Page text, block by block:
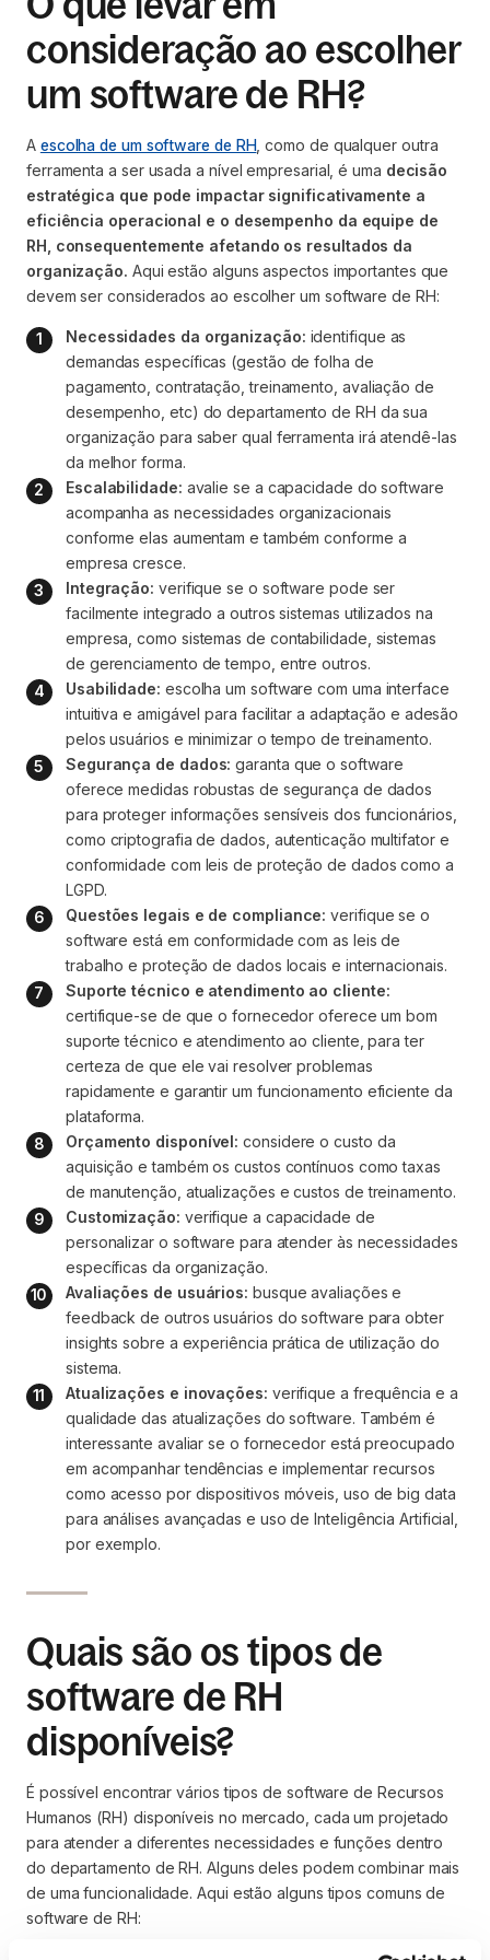
consideração ao escolher
um software de RH?
A escolha de um software de RH, como de qualquer outra
ferramenta a ser usada a nível empresarial, é uma decisão
estratégica que pode impactar significativamente a
eficiência operacional e o desempenho da equipe de
RH, consequentemente afetando os resultados da
organização. Aqui estão alguns aspectos importantes que
devem ser considerados ao escolher um software de RH:
Necessidades da organização: identifique as
demandas específicas (gestão de folha de
pagamento, contratação, treinamento, avaliação de
desempenho, etc) do departamento de RH da sua
organização para saber qual ferramenta irá atendê-las
da melhor forma.
Escalabilidade: avalie se a capacidade do software
acompanha as necessidades organizacionais
conforme elas aumentam e também conforme a
empresa cresce.
Integração: verifique se o software pode ser
facilmente integrado a outros sistemas utilizados na
empresa, como sistemas de contabilidade, sistemas
de gerenciamento de tempo, entre outros.
Usabilidade: escolha um software com uma interface
intuitiva e amigável para facilitar a adaptação e adesão
pelos usuários e minimizar o tempo de treinamento.
Segurança de dados: garanta que o software
oferece medidas robustas de segurança de dados
para proteger informações sensíveis dos funcionários,
como criptografia de dados, autenticação multifator e
conformidade com leis de proteção de dados como a
LGPD.
Questões legais e de compliance: verifique se o
software está em conformidade com as leis de
trabalho e proteção de dados locais e internacionais.
Suporte técnico e atendimento ao cliente:
certifique-se de que o fornecedor oferece um bom
suporte técnico e atendimento ao cliente, para ter
certeza de que ele vai resolver problemas
rapidamente e garantir um funcionamento eficiente da
plataforma.
Orçamento disponível: considere o custo da
aquisição e também os custos contínuos como taxas
de manutenção, atualizações e custos de treinamento.
Customização: verifique a capacidade de
personalizar o software para atender às necessidades
específicas da organização.
Avaliações de usuários: busque avaliações e
feedback de outros usuários do software para obter
insights sobre a experiência prática de utilização do
sistema.
Atualizações e inovações: verifique a frequência e a
qualidade das atualizações do software. Também é
interessante avaliar se o fornecedor está preocupado
em acompanhar tendências e implementar recursos
como acesso por dispositivos móveis, uso de big data
para análises avançadas e uso de Inteligência Artificial,
por exemplo.
Quais são os tipos de
software de RH
disponíveis?
É possível encontrar vários tipos de software de Recursos
Humanos (RH) disponíveis no mercado, cada um projetado
para atender a diferentes necessidades e funções dentro
do departamento de RH. Alguns deles podem combinar mais
de uma funcionalidade. Aqui estão alguns tipos comuns de
software de RH: